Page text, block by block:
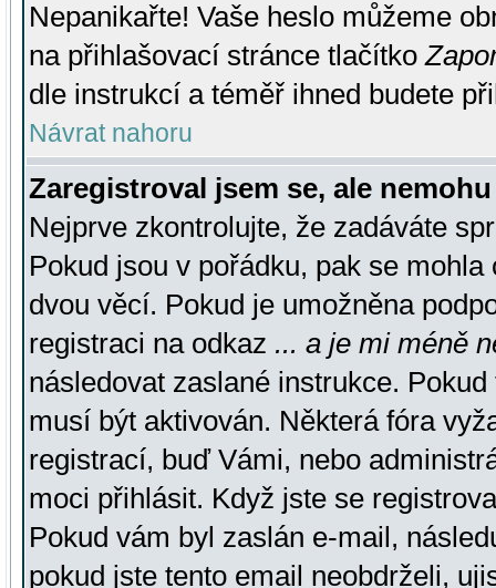
Nepanikařte! Vaše heslo můžeme
na přihlašovací stránce tlačítko
dle instrukcí a téměř ihned budete
Návrat nahoru
Zaregistroval jsem se, ale
Nejprve zkontrolujte, že zadáváte
Pokud jsou v pořádku, pak se
dvou věcí. Pokud je umožněna
registraci na odkaz ... a je mi méně
následovat zaslané instrukce.
musí být aktivován. Některá fóra
registrací, buď Vámi, nebo
moci přihlásit. Když jste se
Pokud vám byl zaslán e-mail,
pokud jste tento email neobdrželi,